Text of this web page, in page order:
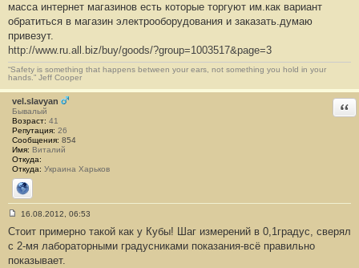
о
о
б
щ
е
н
и
е
#
4
масса интернет магазинов есть которые торгуют им.как вариант
обратиться в магазин электрооборудования и заказать.думаю
привезут.
http://www.ru.all.biz/buy/goods/?group=1003517&page=3
“Safety is something that happens between your ears, not something you hold in your
hands.” Jeff Cooper
vel.slavyan
Бывалый
Возраст: 41
Репутация: 26
Сообщения: 854
Имя: Виталий
Откуда:
Откуда: Украина Харьков
Сайт
о
о
б
щ
16.08.2012, 06:53
Стоит примерно такой как у Кубы! Шаг измерений в 0,1градус, сверял
с 2-мя лабораторными градусниками показания-всё правильно
показывает.